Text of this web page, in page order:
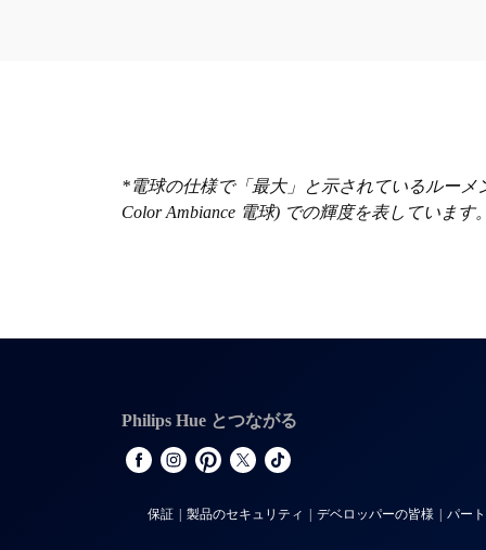
*電球の仕様で「最大」と示されているルーメ
Color Ambiance 電球) での輝度を表しています
Philips Hue とつながる
保証 製品のセキュリティ デベロッパーの皆様 パー